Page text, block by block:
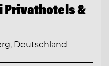
Privathotels &
Deutschland